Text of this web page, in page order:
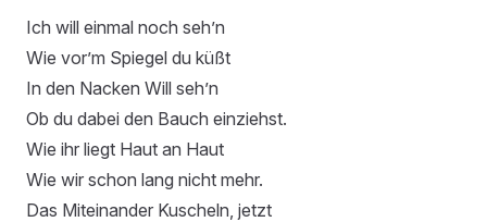
Ich will einmal noch seh’n
Wie vor’m Spiegel du küßt
In den Nacken Will seh’n
Ob du dabei den Bauch einziehst.
Wie ihr liegt Haut an Haut
Wie wir schon lang nicht mehr.
Das Miteinander Kuscheln, jetzt